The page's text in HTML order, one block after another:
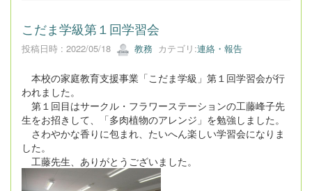
こだま学級第１回学習会
投稿日時 : 2022/05/18 教務 カテゴリ:連絡・報告
本校の家庭教育支援事業「こだま学級」第１回学習会が行
われました。
第１回目はサークル・フラワーステーションの工藤峰子先
生をお招きして、「多肉植物のアレンジ」を勉強しました。
さわやかな香りに包まれ、たいへん楽しい学習会になりま
した。
工藤先生、ありがとうございました。